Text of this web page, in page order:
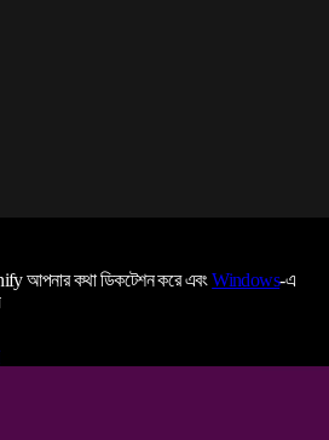
আপনার কথা ডিকটেশন করে এবংWindows-এ